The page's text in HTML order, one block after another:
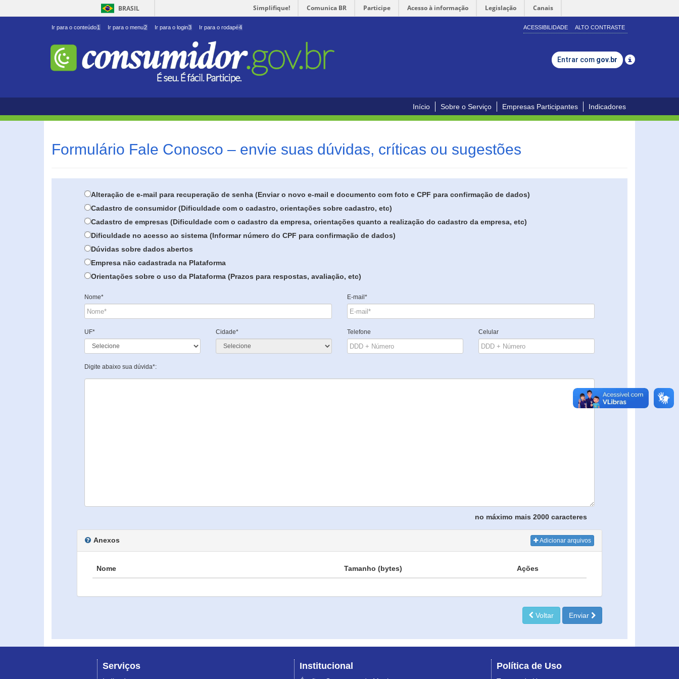
BRASIL Simplifique! Comunica BR Participe Acesso à informação Legislação Canais
Ir para o conteúdo1 Ir para o menu2 Ir para o login3 Ir para o rodapé4 ACESSIBILIDADE ALTO CONTRASTE
Entrar com gov.br
Início Sobre o Serviço Empresas Participantes Indicadores
Formulário Fale Conosco – envie suas dúvidas, críticas ou sugestões
Alteração de e-mail para recuperação de senha (Enviar o novo e-mail e documento com foto e CPF para confirmação de dados)
Cadastro de consumidor (Dificuldade com o cadastro, orientações sobre cadastro, etc)
Cadastro de empresas (Dificuldade com o cadastro da empresa, orientações quanto a realização do cadastro da empresa, etc)
Dificuldade no acesso ao sistema (Informar número do CPF para confirmação de dados)
Dúvidas sobre dados abertos
Empresa não cadastrada na Plataforma
Orientações sobre o uso da Plataforma (Prazos para respostas, avaliação, etc)
Nome* E-mail*
UF* Cidade* Telefone Celular
Digite abaixo sua dúvida*:
no máximo mais 2000 caracteres
Anexos Adicionar arquivos
Nome Tamanho (bytes) Ações
Voltar Enviar
Serviços Institucional Política de Uso